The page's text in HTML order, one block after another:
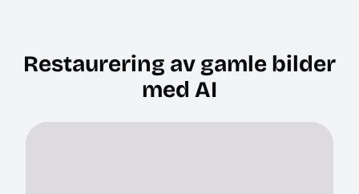
Restaurering av gamle bilder
med AI